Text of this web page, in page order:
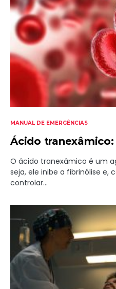
MANUAL DE EMERGÊNCIAS
Ácido
O ácido tranexâmico é um
seja, ele inibe a fibrinólise e,
controlar…